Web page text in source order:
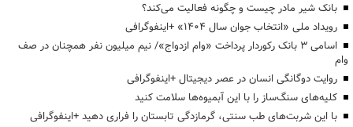
بانک شیر مادر چیست و چگونه فعالیت می‌کند؟
رویداد ملی «انتخاب جوان سال ۱۴۰۴» +اینفوگرافی
اسامی ۳ بانک رکوردار پرداخت «وام ازدواج»/ نیم میلیون نفر همچنان در صف
وام
روایت دوگانگی انسان در عصر دیجیتال +اینفوگرافی
کلیه‌های سنگ‌ساز را با این آبمیوه‌ها سلامت کنید
با این شربت‌های طب سنتی، گرمازدگی تابستان را فراری دهید +اینفوگرافی